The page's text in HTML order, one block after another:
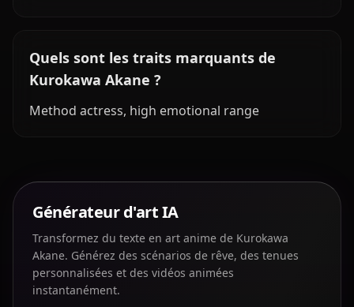
Quels sont les traits marquants de
Kurokawa Akane ?
Method actress, high emotional range
Générateur d'art IA
Transformez du texte en art anime de Kurokawa
Akane. Générez des scénarios de rêve, des tenues
personnalisées et des vidéos animées
instantanément.